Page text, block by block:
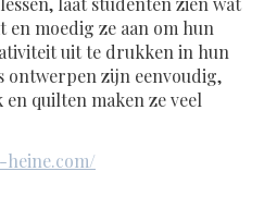
moedig ze aan om hun
uit te drukken in hun
ontwerpen zijn eenvoudig,
quilten maken ze veel